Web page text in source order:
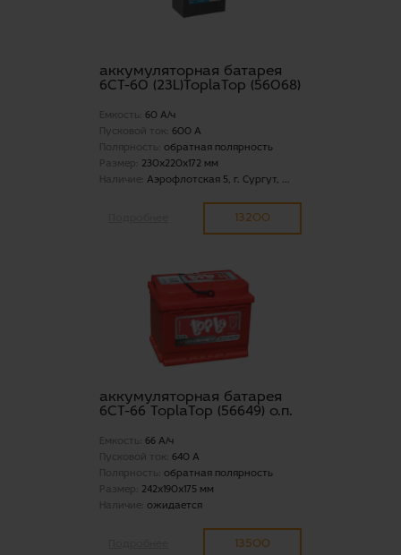
аккумуляторная батарея
6СТ-60 (23L)ToplaTop (56068)
Емкость: 60 А/ч
Пусковой ток: 600 А
Полярность: обратная полярность
Размер: 230x220x172 мм
Наличие: Аэрофлотская 5, г. Сургут, ...
13200
аккумуляторная батарея
6СТ-66 ToplaTop (56649) о.п.
Емкость: 66 А/ч
Пусковой ток: 640 А
Полярность: обратная полярность
Размер: 242x190x175 мм
Наличие: ожидается
13500